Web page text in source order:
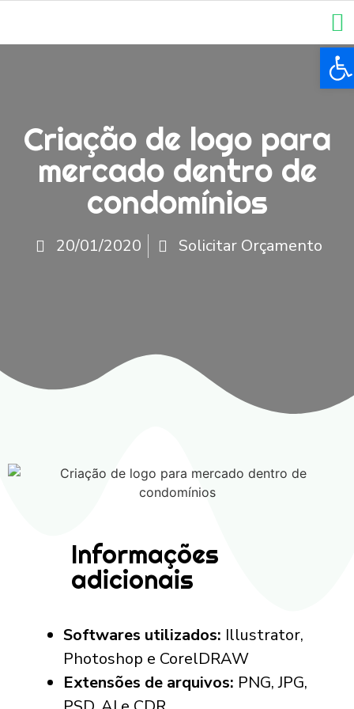
Criação de logo para
mercado dentro de
condomínios
20/01/2020 Solicitar Orçamento
Informações
adicionais
Softwares utilizados: Illustrator,
Photoshop e CorelDRAW
Extensões de arquivos: PNG, JPG,